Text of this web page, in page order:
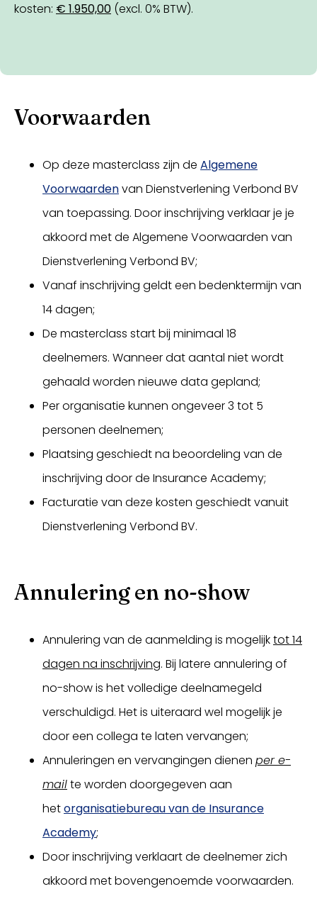
kosten: € 1.950,00 (excl. 0% BTW).
Voorwaarden
Op deze masterclass zijn de Algemene
Voorwaardenvan Dienstverlening Verbond BV
van toepassing. Door inschrijving verklaar je je
akkoord met de Algemene Voorwaarden van
Dienstverlening Verbond BV;
Vanaf inschrijving geldt een bedenktermijn van
14 dagen;
De masterclass start bij minimaal 18
deelnemers. Wanneer dat aantal niet wordt
gehaald worden nieuwe data gepland;
Per organisatie kunnen ongeveer 3 tot 5
personen deelnemen;
Plaatsing geschiedt na beoordeling van de
inschrijving door de Insurance Academy;
Facturatie van deze kosten geschiedt vanuit
Dienstverlening Verbond BV.
Annulering en no-show
Annulering van de aanmelding is mogelijktot 14
dagen na inschrijving. Bij latere annulering of
no-show is het volledige deelnamegeld
verschuldigd. Het is uiteraard wel mogelijk je
door een collega te laten vervangen;
Annuleringen en vervangingen dienen per e-
mailte worden doorgegeven aan
hetorganisatiebureau van de Insurance
Academy;
Door inschrijving verklaart de deelnemer zich
akkoord met bovengenoemde voorwaarden.